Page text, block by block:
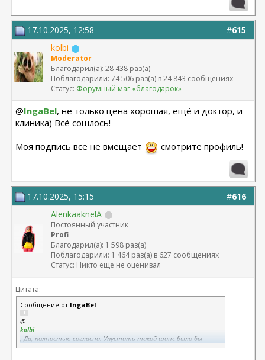
#615
17.10.2025, 12:58
kolbi
Moderator
Благодарил(а): 28 438 раз(а)
Поблагодарили: 74 506 раз(а) в 24 843 сообщениях
Статус: Форумный маг «благодарок»
@IngaBel, не только цена хорошая, ещё и доктор, и
клиника) Всё сошлось!
Моя подпись всё не вмещает
смотрите профиль!
#616
17.10.2025, 15:15
AlenkaaknelA
Постоянный участник
Profi
Благодарил(а): 1 598 раз(а)
Поблагодарили: 1 464 раз(а) в 627 сообщениях
Статус: Никто еще не оценивал
Цитата:
Сообщение от IngaBel
@
kolbi
, Да, полностью согласна. Упустить такой шанс было бы